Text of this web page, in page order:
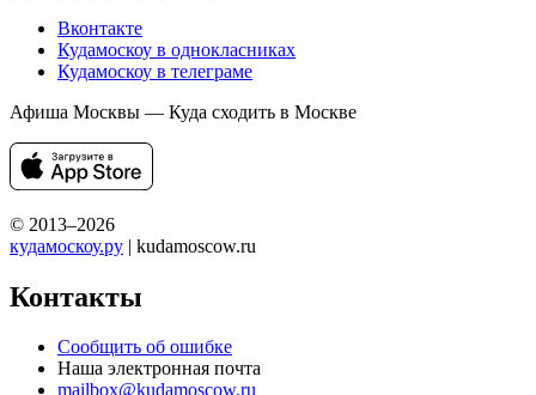
Вконтакте
Кудамоскоу в однокласниках
Кудамоскоу в телеграме
Афиша Москвы — Куда сходить в Москве
© 2013–2026
кудамоскоу.ру | kudamoscow.ru
Контакты
Сообщить об ошибке
Наша электронная почта
mailbox@kudamoscow.ru